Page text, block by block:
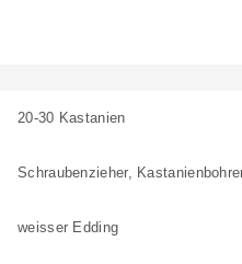
20-30 Kastanien
Schraubenzieher,
weisser Edding